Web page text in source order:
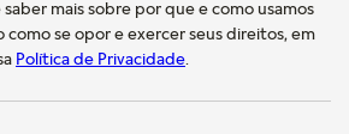
mais sobre por que e como usamos
como se opor e exercer seus direitos, em
Política de Privacidade